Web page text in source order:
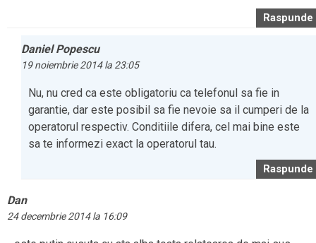
Raspunde
Daniel Popescu
19 noiembrie 2014 la 23:05
Nu, nu cred ca este obligatoriu ca telefonul sa fie in
garantie, dar este posibil sa fie nevoie sa il cumperi de la
operatorul respectiv. Conditiile difera, cel mai bine este
sa te informezi exact la operatorul tau.
Raspunde
Dan
24 decembrie 2014 la 16:09